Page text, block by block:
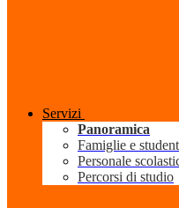
Servizi
Panoramica
Famiglie e
Personale
Percorsi di studio